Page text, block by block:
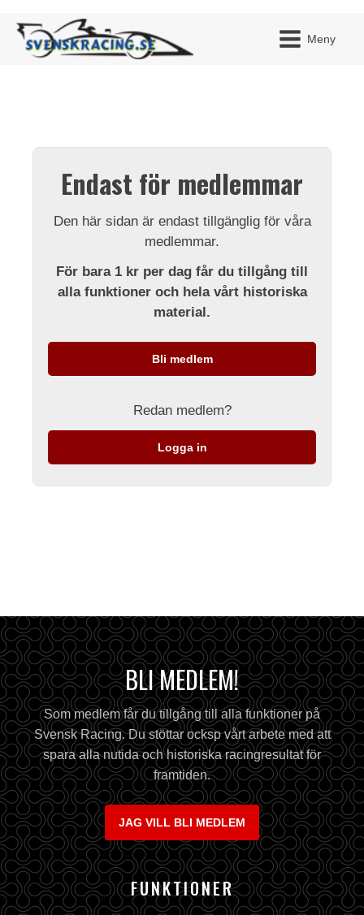
Meny
Endast för medlemmar
Den här sidan är endast tillgänglig för våra
medlemmar.
För bara 1 kr per dag får du tillgång till
alla funktioner och hela vårt historiska
material.
Bli medlem
Redan medlem?
Logga in
BLI MEDLEM!
Som medlem får du tillgång till alla funktioner på
Svensk Racing. Du stöttar ocksp vårt arbete med att
spara alla nutida och historiska racingresultat för
framtiden.
JAG VILL BLI MEDLEM
FUNKTIONER